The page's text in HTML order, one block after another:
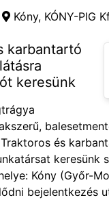
Kóny, KÓNY-PIG
karbantartó
keresünk
és
keresünk
Kóny (Győr-
bejelentkezés